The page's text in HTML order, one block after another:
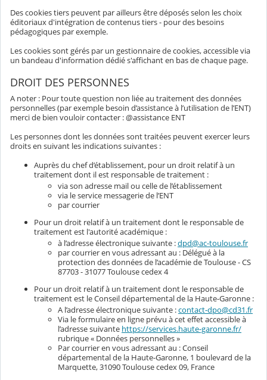
Des cookies tiers peuvent par ailleurs être déposés selon les choix
éditoriaux d'intégration de contenus tiers - pour des besoins
pédagogiques par exemple.
Les cookies sont gérés par un gestionnaire de cookies, accessible via
un bandeau d'information dédié s'affichant en bas de chaque page.
DROIT DES PERSONNES
A noter : Pour toute question non liée au traitement des données
personnelles (par exemple besoin d’assistance à l’utilisation de l’ENT)
merci de bien vouloir contacter : @assistance ENT
Les personnes dont les données sont traitées peuvent exercer leurs
droits en suivant les indications suivantes :
Auprès du chef d’établissement, pour un droit relatif à un
traitement dont il est responsable de traitement :
via son adresse mail ou celle de l’établissement
via le service messagerie de l’ENT
par courrier
Pour un droit relatif à un traitement dont le responsable de
traitement est l'autorité académique :
à l’adresse électronique suivante :dpd@ac-toulouse.fr
par courrier en vous adressant au : Délégué à la
protection des données de l’académie de Toulouse - CS
87703 - 31077 Toulouse cedex 4
Pour un droit relatif à un traitement dont le responsable de
traitement est le Conseil départemental de la Haute-Garonne :
A l’adresse électronique suivante :contact-dpo@cd31.fr
Via le formulaire en ligne prévu à cet effet accessible à
l’adresse suivante https://services.haute-garonne.fr/
rubrique « Données personnelles »
Par courrier en vous adressant au : Conseil
départemental de la Haute-Garonne, 1 boulevard de la
Marquette, 31090 Toulouse cedex 09, France